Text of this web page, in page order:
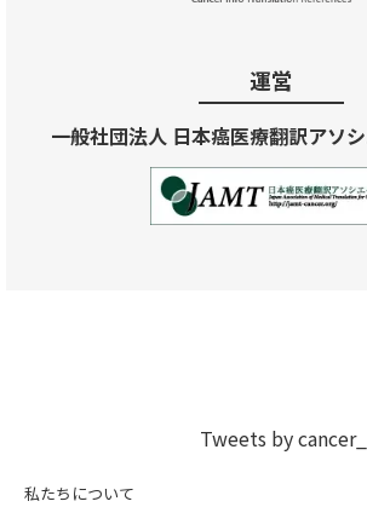
運営
一般社団法人 日本癌医療翻訳アソ
Tweets by
私たちについて